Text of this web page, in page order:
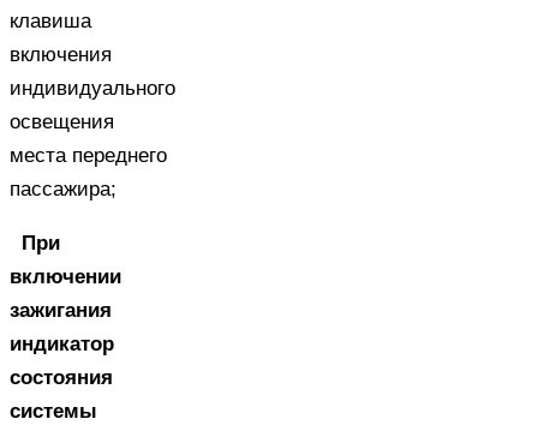
клавиша
включения
индивидуального
освещения
места переднего
пассажира;
При
включении
зажигания
индикатор
состояния
системы